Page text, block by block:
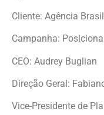
Cliente: Agência
Campanha:
CEO: Audrey Buglian
Direção Geral:
Vice-Presidente de